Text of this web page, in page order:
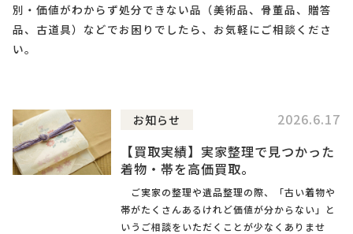
別・価値がわからず処分できない品（美術品、骨董品、贈答
品、古道具）などでお困りでしたら、お気軽にご相談くださ
い。
お知らせ
2026.6.17
【買取実績】実家整理で見つかった
着物・帯を高価買取。
ご実家の整理や遺品整理の際、「古い着物や
帯がたくさんあるけれど価値が分からない」と
いうご相談をいただくことが少なくありませ